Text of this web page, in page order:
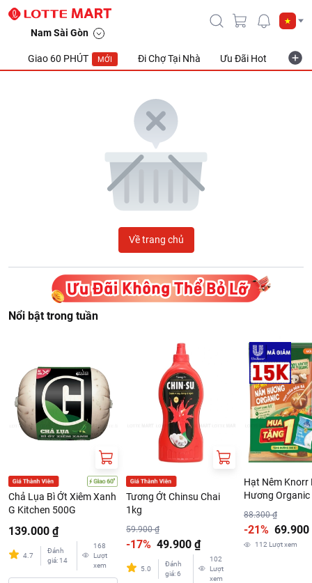
Nam Sài Gòn
Giao 60 PHÚT MỚI Đi Chợ Tại Nhà Ưu Đãi Hot
Về trang chủ
Nổi bật trong tuần
Chả Lụa Bì Ớt Xiêm Xanh
G Kitchen 500G
139.000 ₫
4.7
Đánh
giá: 14
168
Lượt
xem
Tương Ớt Chinsu Chai
1kg
59.900 ₫
-17% 49.900 ₫
5.0
Đánh
giá:6
102
Lượt
xem
Hạt Nêm Knorr
Hương Organic
88.300 ₫
-21% 69.900
112 Lượt xem
LOTTE Mart Viet Nam